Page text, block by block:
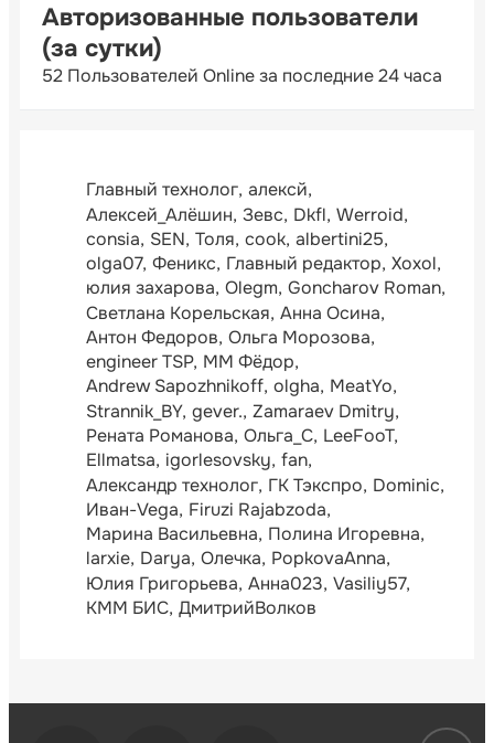
Авторизованные пользователи
(за сутки)
52 Пользователей Online за последние 24 часа
Главный технолог алексй
Алексей_Алёшин Зевс Dkfl Werroid
consia SEN Толя cook albertini25
olga07 Феникс Главный редактор Xoxol
юлия захарова Olegm Goncharov Roman
Светлана Корельская Анна Осина
Антон Федоров Ольга Морозова
engineer TSP ММ Фёдор
Andrew Sapozhnikoff olgha MeatYo
Strannik_BY gever. Zamaraev Dmitry
Рената Романова Ольга_С LeeFooT
Ellmatsa igorlesovsky fan
Александр технолог ГК Тэкспро Dominic
Иван-Vega Firuzi Rajabzoda
Марина Васильевна Полина Игоревна
larxie Darya Олечка PopkovaAnna
Юлия Григорьева Анна023 Vasiliy57
КММ БИС ДмитрийВолков